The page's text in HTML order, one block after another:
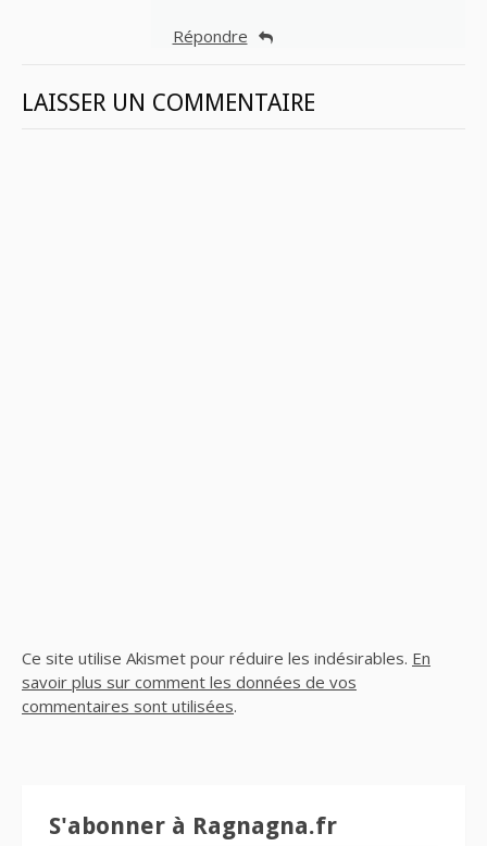
Répondre
LAISSER UN COMMENTAIRE
Ce site utilise Akismet pour réduire les indésirables. En
savoir plus sur comment les données de vos
commentaires sont utilisées.
S'abonner à Ragnagna.fr